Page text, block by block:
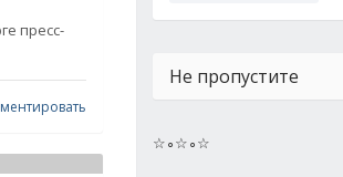
пресс-
Не пропустите
☆∘☆∘☆